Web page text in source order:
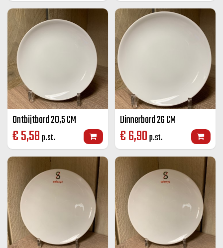
Ontbijtbord 20,5 CM
€5,58p.st.
Dinnerbord 26 CM
€6,90p.st.